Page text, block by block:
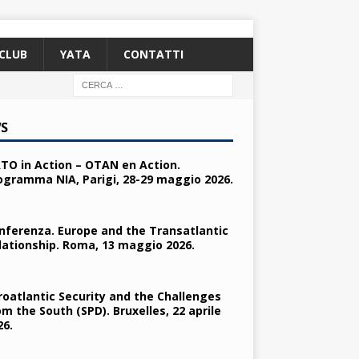
CLUB YATA CONTATTI
in Action – OTAN en Action.
NIA, Parigi, 28-29 maggio 2026.
Europe and the Transatlantic
Roma, 13 maggio 2026.
Security and the Challenges
the South (SPD). Bruxelles, 22 aprile